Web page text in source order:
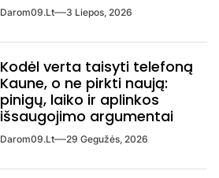
Darom09.lt 3 Liepos, 2026
Kodėl verta taisyti telefoną
Kaune, o ne pirkti naują:
pinigų, laiko ir aplinkos
išsaugojimo argumentai
Darom09.lt 29 Gegužės, 2026